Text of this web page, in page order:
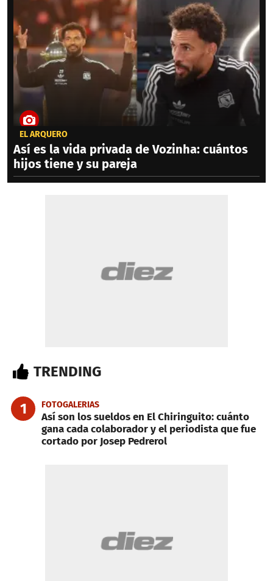
EL ARQUERO
Así es la vida privada de Vozinha: cuántos
hijos tiene y su pareja
TRENDING
1 FOTOGALERIAS
Así son los sueldos en El Chiringuito: cuánto
gana cada colaborador y el periodista que fue
cortado por Josep Pedrerol